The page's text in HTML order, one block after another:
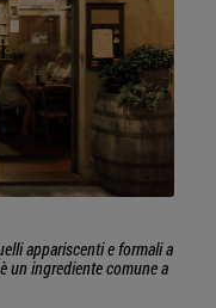
appariscenti e formali a
un ingrediente comune a